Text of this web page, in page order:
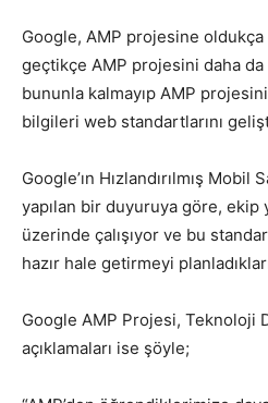
Google, AMP projesine
geçtikçe AMP projesini daha
bununla kalmayıp AMP
bilgileri web standartlarını
Google’ın Hızlandırılmış Mobil
yapılan bir duyuruya göre, ekip
üzerinde çalışıyor ve bu
hazır hale getirmeyi
Google AMP Projesi, Teknoloji
açıklamaları ise şöyle;